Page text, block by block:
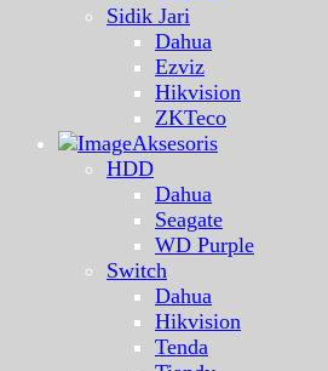
Sidik Jari
Dahua
Ezviz
Hikvision
ZKTeco
Aksesoris
HDD
Dahua
Seagate
WD Purple
Switch
Dahua
Hikvision
Tenda